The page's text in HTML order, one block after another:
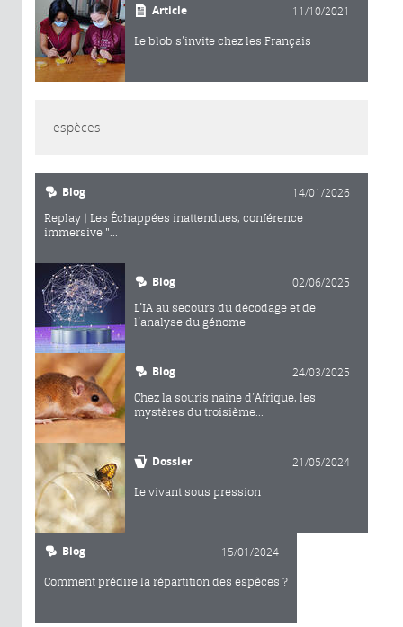
Article 11/10/2021
Le blob s’invite chez les Français
espèces
Blog 14/01/2026
Replay | Les Échappées inattendues, conférence
immersive "...
Blog 02/06/2025
L’IA au secours du décodage et de
l’analyse du génome
Blog 24/03/2025
Chez la souris naine d’Afrique, les
mystères du troisième...
Dossier 21/05/2024
Le vivant sous pression
Blog 15/01/2024
Comment prédire la répartition des espèces ?